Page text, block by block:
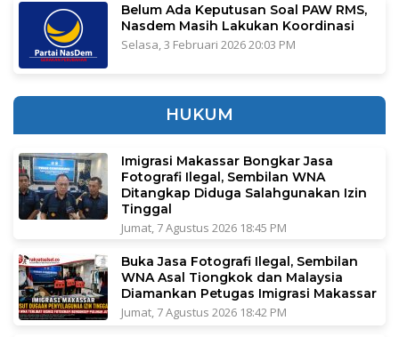
Belum Ada Keputusan Soal PAW RMS,
Nasdem Masih Lakukan Koordinasi
Selasa, 3 Februari 2026 20:03 PM
HUKUM
Imigrasi Makassar Bongkar Jasa
Fotografi Ilegal, Sembilan WNA
Ditangkap Diduga Salahgunakan Izin
Tinggal
Jumat, 7 Agustus 2026 18:45 PM
Buka Jasa Fotografi Ilegal, Sembilan
WNA Asal Tiongkok dan Malaysia
Diamankan Petugas Imigrasi Makassar
Jumat, 7 Agustus 2026 18:42 PM